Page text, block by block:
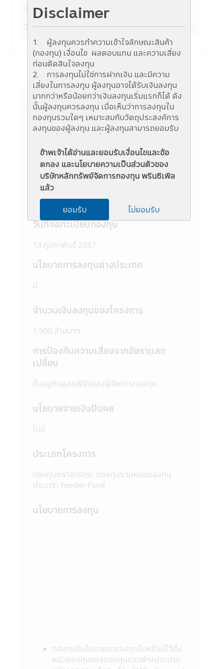
Disclaimer
1. ผู้ลงทุนควรทำความเข้าใจลักษณะสินค้า
(กองทุน) เงื่อนไข ผลตอบแทน และความเสี่ยง
ก่อนตัดสินใจลงทุน
2. การลงทุนไม่ใช่การฝากเงิน และมีความ
เสี่ยงในการลงทุน ผู้ลงทุนอาจได้รับเงินลงทุน
มากกว่าหรือน้อยกว่าเงินลงทุนเริ่มแรกก็ได้ ดัง
นั้นผู้ลงทุนควรลงทุน เมื่อเห็นว่าการลงทุนใน
กองทุนรวมใดๆ เหมาะสมกับวัตถุประสงค์การ
ลงทุนของผู้ลงทุน และผู้ลงทุนสามารถยอมรับ
รวมนั้นๆ ได้
3. ผู้สนใจลงทุนควรศึกษาข้อมูลในหนังสือชี้
ชวนให้เข้าใจก่อนซื้อหน่วยลงทุน และทำความ
เข้าใจเกี่ยวกับ "นโยบายการลงทุน" "ประเภท
หลักทรัพย์ที่จะลงทุน" "อัตราส่วนการลงทุน"
"ความเสี่ยงในการลงทุนของกองทุนรวม" และ
"คำเตือน/ข้อแนะนำ" และควรเก็บใว้เป็นข้อมูล
เพื่อใช้อ้างอิงในอนาคต หากต้องการทราบ
ข้อมูลโครงการ และสอบถามรายละเอียดได้ที่
แต่งตั้งจากบริษัทจัดการทุกแห่ง
ทรัพย์สินอื่นเพื่อบริษัทจัดการ เช่นเดียวกับที่
อื่นเพื่อกองทุนตามหลักเกณฑ์ที่สำนักงานคณะ
ที่ต้องการทราบข้อมูลการลงทุนเพื่อบริษัท
จัดการในรายละเอียด สามารถขอดูข้อมูลได้ที่
บริษัทจัดการ ผู้สนับสนุนการขายที่ได้รับการแต่ง
ตั้งจากบริษัทจัดการทุกแห่ง และสำนักงานคณะ
5. ในบางกองทุนที่มีการลงทุนกระจุกตัวใน
ประเทศใดประเทศหนึ่ง ผู้ลงทุนควรศึกษาข้อมูล
6. ในกรณีที่มีเหตุการณ์ไม่ปกติ ผู้ลงทุนอาจไม่
เวลาที่กำหนด หรืออาจไม่สามารถขายคืนหน่วย
ค่าขายคืนหน่วยลงทุนล่าช้ากว่าระยะเวลาที่
กำหนดไว้ในหนังสือชี้ชวน
สินทรัพย์สภาพคล่องได้ตามที่สำนักงานคณะ
กรรมการ ก.ล.ต. กำหนด ผู้ลงทุนอาจไม่สามารถ
ผูกพันในการชดเชยผลขาดทุนของกองทุนรวม
ทั้งนี้ ผลการดำเนินงานของกองทุนรวม ไม่ได้ขึ้น
อยู่กับสถานะทางการเงินหรือผลการดำเนินงาน
ข้าพเจ้าได้อ่านและยอมรับเงื่อนไขและข้อ
ตกลง และนโยบายความเป็นส่วนตัวของ
บริษัทหลักทรัพย์จัดการกองทุน พรินซิเพิล
แล้ว
ยอมรับ ไม่ยอมรับ
31-07-2026
24.4358
30-07-2026
24.2054 -0.6337
ข้อมูลกองทุน
PRINCIPAL JEQ-A
ระดับความเสี่ยง
6 (เสี่ยงสูง)
วันที่จดทะเบียนกองทุน
13 กุมภาพันธ์ 2557
นโยบายการลงทุนต่างประเทศ
มี
จำนวนเงินลงทุนของโครงการ
1,500 ล้านบาท
การป้องกันความเสี่ยงจากอัตราแลก
เปลี่ยน
ขึ้นอยู่กับดุลยพินิจของผู้จัดการกองทุน
นโยบายจ่ายเงินปันผล
ไม่มี
ประเภทโครงการ
กองทุนตราสารทุน, กองทุนรวมหน่วยลงทุน
ประเภท Feeder Fund
นโยบายการลงทุน
กองทุนมีนโยบายการลงทุนในหรือมีไว้ซึ่ง
หน่วยลงทุนของกองทุนรวมต่างประเทศ